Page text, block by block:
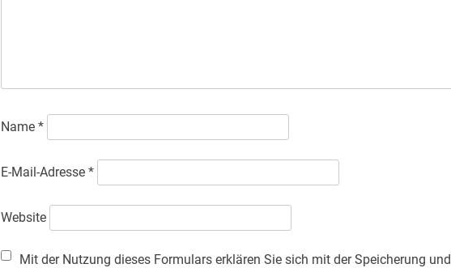
Name *
E-Mail-Adresse *
Website
Mit der Nutzung dieses Formulars erklären Sie sich mit der Speicherung und